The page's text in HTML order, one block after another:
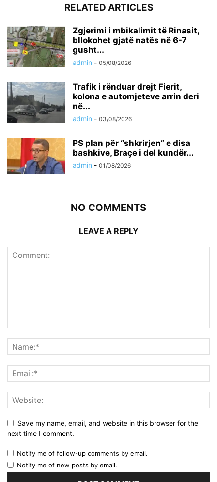
RELATED ARTICLES
Zgjerimi i mbikalimit të Rinasit,
bllokohet gjatë natës në 6-7
gusht...
admin - 05/08/2026
Trafik i rënduar drejt Fierit,
kolona e automjeteve arrin deri
në...
admin - 03/08/2026
PS plan për “shkrirjen” e disa
bashkive, Braçe i del kundër...
admin - 01/08/2026
NO COMMENTS
LEAVE A REPLY
Save my name, email, and website in this browser for the
next time I comment.
Notify me of follow-up comments by email.
Notify me of new posts by email.